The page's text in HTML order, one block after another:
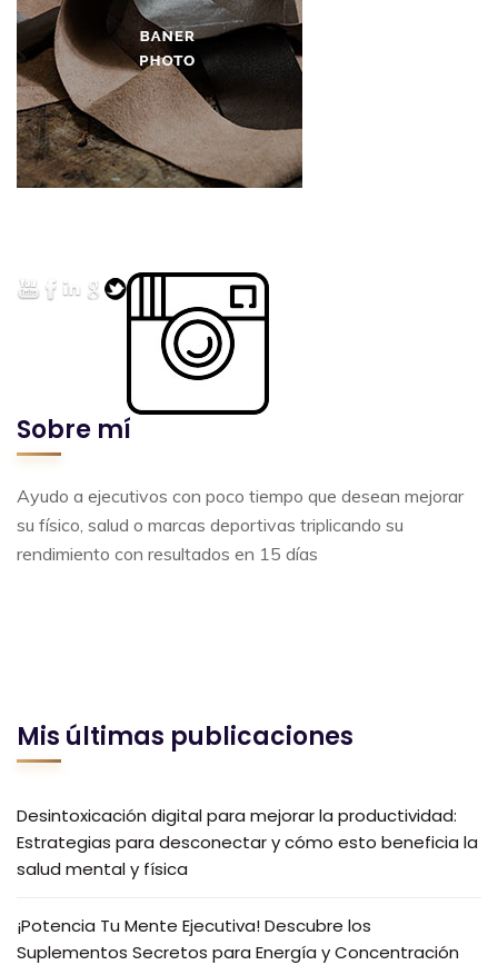
Sobre mí
Ayudo a ejecutivos con poco tiempo que desean mejorar
su físico, salud o marcas deportivas triplicando su
rendimiento con resultados en 15 días
Mis últimas publicaciones
Desintoxicación digital para mejorar la productividad:
Estrategias para desconectar y cómo esto beneficia la
salud mental y física
¡Potencia Tu Mente Ejecutiva! Descubre los
Suplementos Secretos para Energía y Concentración